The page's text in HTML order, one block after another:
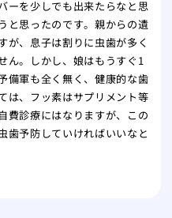
ーを少しでも出来たらなと思
と思ったのです。親からの遺
が、息子は割りに虫歯が多く
ん。しかし、娘はもうすぐ1
備軍も全く無く、健康的な歯
は、フッ素はサプリメント等
費診療にはなりますが、この
歯予防していければいいなと